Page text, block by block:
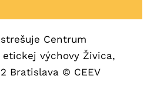
Centrum
výchovy Živica,
Bratislava © CEEV